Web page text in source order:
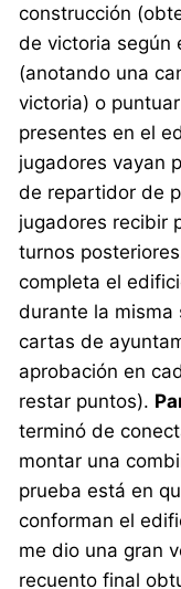
construcción
de victoria según
(anotando una
victoria) o
presentes en el
jugadores vayan
de repartidor de
jugadores recibir
turnos
completa el
durante la misma
cartas de
aprobación en
restar puntos).
terminó de
montar una
prueba está en
conforman el
me dio una gran
recuento final